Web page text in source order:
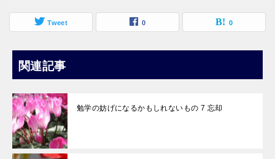
Tweet 0 0
関連記事
勉学の妨げになるかもしれないもの 7 忘却